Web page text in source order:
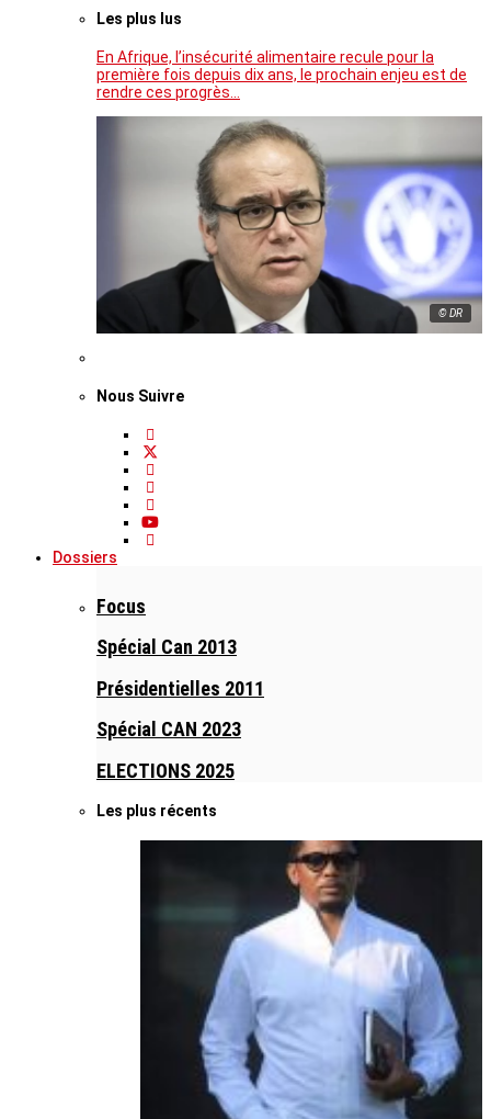
Les plus lus
En Afrique, l’insécurité alimentaire recule pour la
première fois depuis dix ans, le prochain enjeu est de
rendre ces progrès…
© DR
Nous Suivre
Dossiers
Focus
Spécial Can 2013
Présidentielles 2011
Spécial CAN 2023
ELECTIONS 2025
Les plus récents